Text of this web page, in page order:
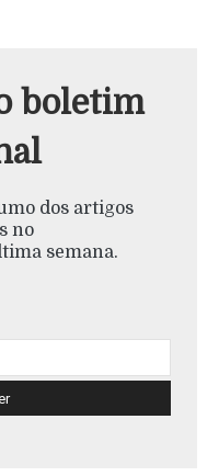
boletim
dos artigos
no
semana.